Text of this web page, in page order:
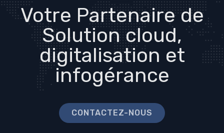
Votre Partenaire de
Solution cloud,
digitalisation et
infogérance
CONTACTEZ-NOUS